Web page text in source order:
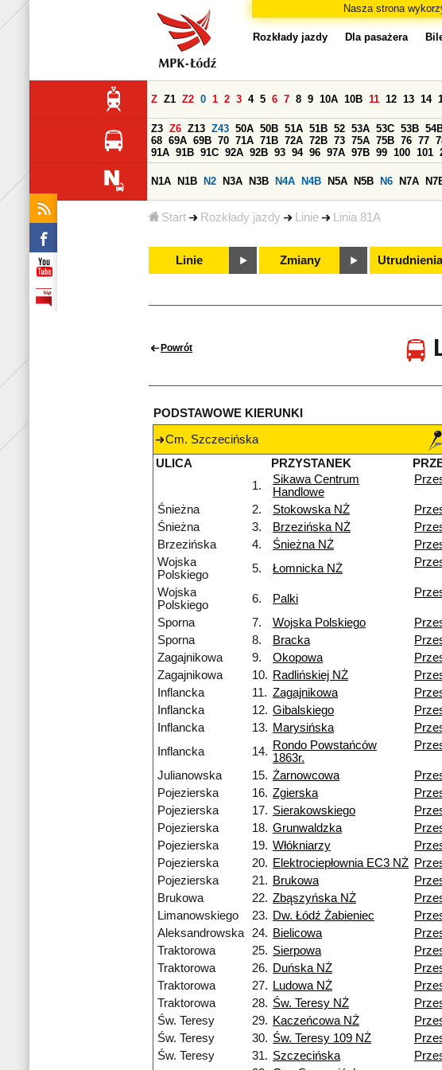
Nasza strona
Start Rozkłady jazdy Linie Linia 81A
Rozkłady jazdy Dla pasażera
Z Z1 Z2 0 1 2 3 4 5 6 7 8 9 10A 10B 11 12 13 14
Z3 Z6 Z13 Z43 50A 50B 51A 51B 52 53A 53C 53B
68 69A 69B 70 71A 71B 72A 72B 73 75A 75B 76 77
91A 91B 91C 92A 92B 93 94 96 97A 97B 99 100 101
N1A N1B N2 N3A N3B N4A N4B N5A N5B N6 N7A
Linie Zmiany Utrudnienia
Powrót
PODSTAWOWE KIERUNKI
Cm. Szczecińska
ULICA
PRZYSTANEK
1.
Sikawa Centrum
Handlowe
Śnieżna 2. Stokowska NŻ
Śnieżna
3. Brzezińska NŻ
Brzezińska
4. Śnieżna NŻ
Wojska
Polskiego
5. Łomnicka NŻ
Wojska
Polskiego
6. Palki
Sporna 7. Wojska Polskiego
Sporna
8. Bracka
Zagajnikowa
9. Okopowa
Zagajnikowa
10. Radlińskiej NŻ
Inflancka
11. Zagajnikowa
Inflancka
12. Gibalskiego
Inflancka
13. Marysińska
Inflancka
14. Rondo Powstańców
1863r.
Julianowska 15. Żarnowcowa
Pojezierska
16. Zgierska
Pojezierska
17. Sierakowskiego
Pojezierska
18. Grunwaldzka
Pojezierska
19. Włókniarzy
Pojezierska
20. Elektrociepłownia EC3 NŻ
Pojezierska
21. Brukowa
Brukowa
22. Zbąszyńska NŻ
Limanowskiego
23. Dw. Łódź Żabieniec
Aleksandrowska
24. Bielicowa
Traktorowa
25. Sierpowa
Traktorowa
26. Duńska NŻ
Traktorowa
27. Ludowa NŻ
Traktorowa
28. Św. Teresy NŻ
Św. Teresy
29. Kaczeńcowa NŻ
Św. Teresy
30. Św. Teresy 109 NŻ
Św. Teresy
31. Szczecińska